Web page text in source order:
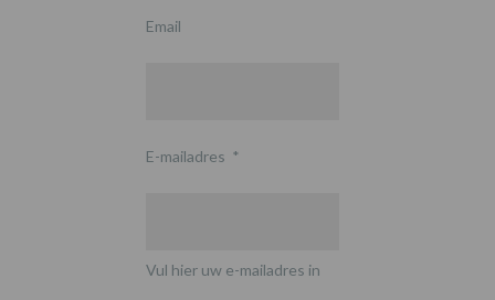
Email
E-mailadres *
Vul hier uw e-mailadres in